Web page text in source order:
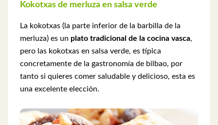
Kokotxas de merluza en salsa verde
La kokotxas (la parte inferior de la barbilla de la
merluza) es un plato tradicional de la cocina vasca,
pero las kokotxas en salsa verde, es típica
concretamente de la gastronomía de bilbao, por
tanto si quieres comer saludable y delicioso, esta es
una excelente elección.